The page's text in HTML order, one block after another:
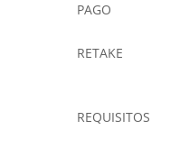
PAGO
RETAKE
REQUISITOS